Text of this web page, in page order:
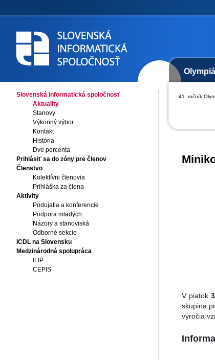
Slovenská informatická spoločnosť
Aktuality
Stanovy
Výkonný výbor
Kontakt
História
Dve percenta
Prihlásiť sa do zóny pre členov
Členstvo
Kolektívni členovia
Prihláška za člena
Aktivity
Podujatia a konferencie
Podpora mladých
Názory a stanoviská
Odborné sekcie
ICDL na Slovensku
Medzinárodná spolupráca
IFIP
CEPIS
V piatok
skupina
výročia
41. ročník